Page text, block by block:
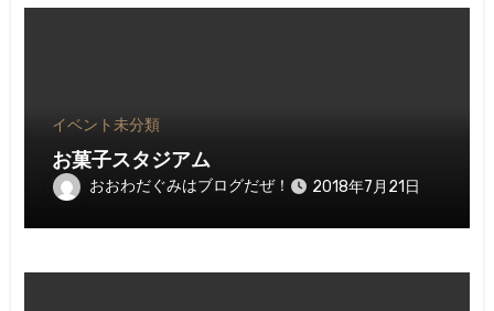
イベント未分類
お菓子スタジアム
おおわだぐみはブログだぜ！ 2018年7月21日